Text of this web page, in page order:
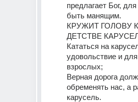
предлагает Бог,
быть манящим.
КРУЖИТ ГОЛОВУ
ДЕТСТВЕ
Кататься на
удовольствие и
взрослых;
Верная дорога
обременять нас, а
карусель.